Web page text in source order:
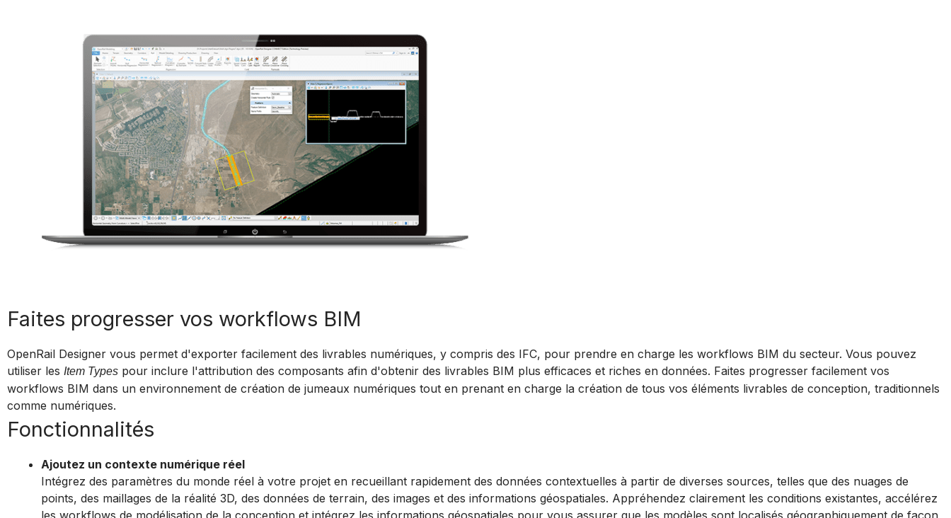
Faites progresser vos workflows BIM
OpenRail Designer vous permet d'exporter facilement des livrables numériques, y compris des IFC, pour prendre en charge les workflows BIM du secteur. Vous pouvez
utiliser les Item Types pour inclure l'attribution des composants afin d'obtenir des livrables BIM plus efficaces et riches en données. Faites progresser facilement vos
workflows BIM dans un environnement de création de jumeaux numériques tout en prenant en charge la création de tous vos éléments livrables de conception, traditionnels
comme numériques.
Fonctionnalités
Ajoutez un contexte numérique réel
Intégrez des paramètres du monde réel à votre projet en recueillant rapidement des données contextuelles à partir de diverses sources, telles que des nuages de
points, des maillages de la réalité 3D, des données de terrain, des images et des informations géospatiales. Appréhendez clairement les conditions existantes, accélérez
les workflows de modélisation de la conception et intégrez les informations géospatiales pour vous assurer que les modèles sont localisés géographiquement de façon